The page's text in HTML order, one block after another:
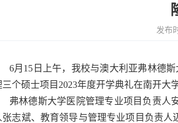
发布
6月15日上午，我校与澳大利亚弗林德
三个硕士项目2023年度开学典礼在南开大
弗林德斯大学医院管理专业项目负责人
张志斌、教育领导与管理专业项目负责人